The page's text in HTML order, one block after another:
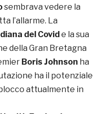
sembrava vedere la
l’allarme. La
del Covid e la sua
della Gran Bretagna
Boris Johnson ha
ha il potenziale
attualmente in